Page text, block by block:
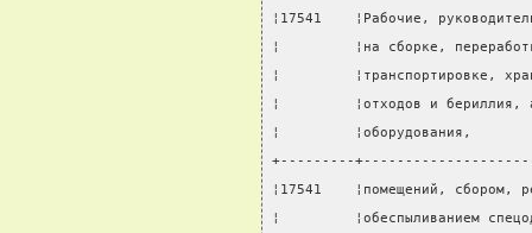
¦17541    ¦Рабочие,
¦         ¦на сборке,
¦         ¦транспортировке,
¦         ¦отходов и бериллия, а
¦
+---------
¦17541    ¦помещений,
¦         ¦обеспыливанием